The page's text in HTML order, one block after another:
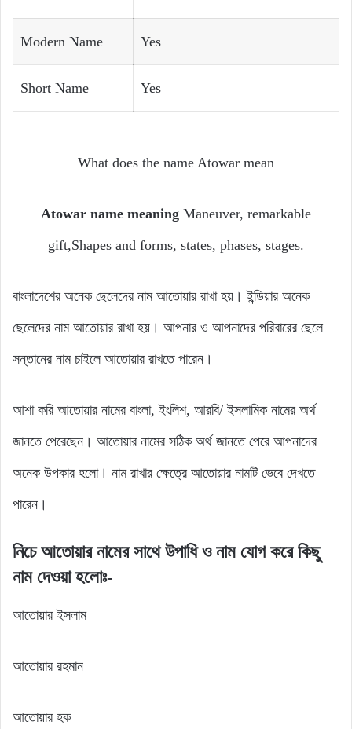
Modern Name Yes
Short Name Yes
What does the name Atowar mean
Atowar name meaning Maneuver, remarkable
gift,Shapes and forms, states, phases, stages.
বাংলাদেশের অনেক ছেলেদের নাম আতোয়ার রাখা হয়। ইন্ডিয়ার অনেক
ছেলেদের নাম আতোয়ার রাখা হয়। আপনার ও আপনাদের পরিবারের ছেলে
সন্তানের নাম চাইলে আতোয়ার রাখতে পারেন।
আশা করি আতোয়ার নামের বাংলা, ইংলিশ, আরবি/ ইসলামিক নামের অর্থ
জানতে পেরেছেন। আতোয়ার নামের সঠিক অর্থ জানতে পেরে আপনাদের
অনেক উপকার হলো। নাম রাখার ক্ষেত্রে আতোয়ার নামটি ভেবে দেখতে
পারেন।
নিচেআতোয়ার নামের সাথেউপাধিও নাম যোগ করে কিছু
নাম দেওয়া হলোঃ-
আতোয়ার ইসলাম
আতোয়ার রহমান
আতোয়ার হক